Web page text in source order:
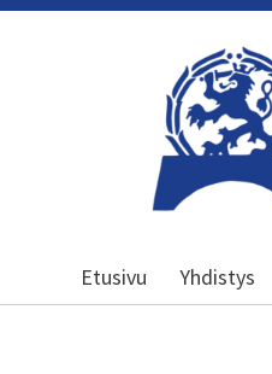
Jyväskylän
Etusivu Yhdistys